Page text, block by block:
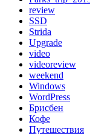
review
SSD
Strida
Upgrade
video
videoreview
weekend
Windows
WordPress
Брисбен
Кофе
Путешествия